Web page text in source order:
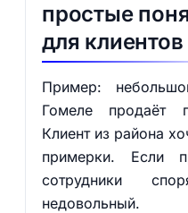
простые
для
Пример:
Гомеле продаёт
Клиент из района
примерки. Если
сотрудники
недовольный.